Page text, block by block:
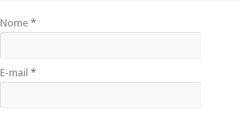
Nome *
E-mail *